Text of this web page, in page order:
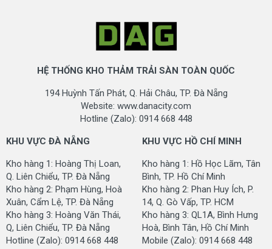
HỆ THỐNG KHO THẢM TRẢI SÀN TOÀN QUỐC
194 Huỳnh Tấn Phát, Q. Hải Châu, TP. Đà Nẵng
Website: www.danacity.com
Hotline (Zalo): 0914 668 448
KHU VỰC ĐÀ NẴNG
Kho hàng 1: Hoàng Thị Loan,
Q. Liên Chiểu, TP. Đà Nẵng
Kho hàng 2: Phạm Hùng, Hoà
Xuân, Cẩm Lệ, TP. Đà Nẵng
Kho hàng 3: Hoàng Văn Thái,
Q, Liên Chiểu, TP. Đà Nẵng
Hotline (Zalo): 0914 668 448
KHU VỰC HỒ CHÍ MINH
Kho hàng 1: Hồ Học Lãm, Tân
Bình, TP. Hồ Chí Minh
Kho hàng 2: Phan Huy Ích, P.
14, Q. Gò Vấp, TP. HCM
Kho hàng 3: QL1A, Bình Hưng
Hoà, Bình Tân, Hồ Chí Minh
Mobile (Zalo): 0914 668 448